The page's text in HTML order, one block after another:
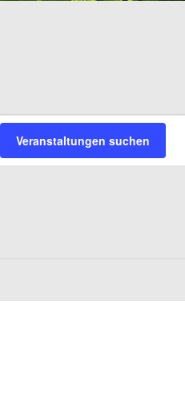
Veranstaltungen suchen